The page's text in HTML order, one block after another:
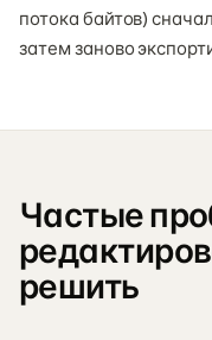
потока байтов)
затем заново
Частые
решить